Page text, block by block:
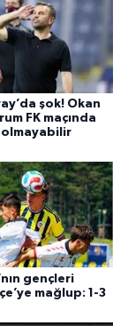
şok! Okan
FK maçında
gençleri
mağlup: 1-3